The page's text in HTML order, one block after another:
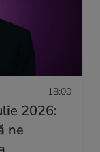
18:00
2026:
ne